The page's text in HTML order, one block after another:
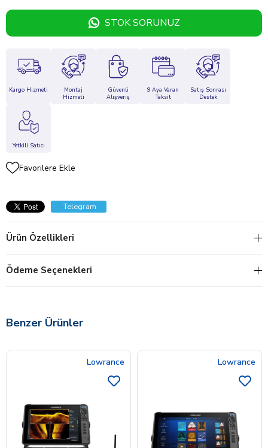
STOK SORUNUZ
Kargo Hizmeti
Montaj
Hizmeti
Güvenli
Alışveriş
9 Aya Varan
Taksit
Satış Sonrası
Destek
Yetkili Satıcı
Favorilere Ekle
Telegram
Ürün Özellikleri
Ödeme Seçenekleri
Benzer Ürünler
Lowrance Lowrance